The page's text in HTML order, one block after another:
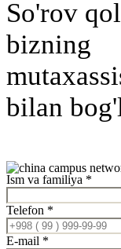
So'rov
bizning
bilan
Ism va familiya *
Telefon *
E-mail *